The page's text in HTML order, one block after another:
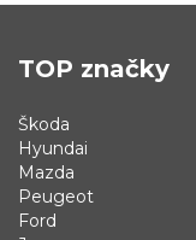
TOP značky
Škoda
Hyundai
Mazda
Peugeot
Ford